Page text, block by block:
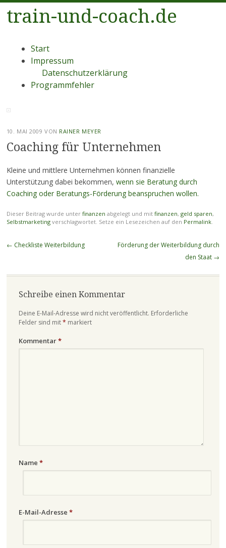
train-und-coach.de
Menü
Zum
Inhalt
Start
Impressum
Datenschutzerklärung
Programmfehler
10. MAI 2009 VON RAINER MEYER
Coaching für Unternehmen
Kleine und mittlere Unternehmen können finanzielle
Unterstützung dabei bekommen, wenn sie Beratung durch
Coaching oder Beratungs-Förderung beanspruchen wollen.
Dieser Beitrag wurde unter finanzen abgelegt und mit finanzen, geld sparen,
Selbstmarketingverschlagwortet. Setze ein Lesezeichen auf den Permalink.
Beitragsnavigation
← Checkliste Weiterbildung
Förderung der Weiterbildung durch
den Staat →
Schreibe einen Kommentar
Deine E-Mail-Adresse wird nicht veröffentlicht. Erforderliche
Felder sind mit* markiert
Kommentar*
Name *
E-Mail-Adresse *